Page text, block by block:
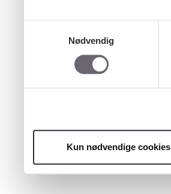
Nødvendig
Kun nødvendige cookies